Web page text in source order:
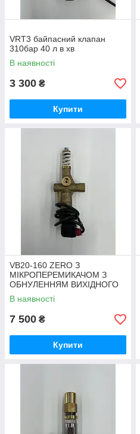
VRT3 байпасний клапан
310бар 40 л в хв
В наявності
3 300 ₴
Купити
VB20-160 ZERO З
МІКРОПЕРЕМИКАЧОМ З
ОБНУЛЕННЯМ ВИХІДНОГО
ТИСКУ, В БАЙПАСІ
В наявності
7 500 ₴
Купити